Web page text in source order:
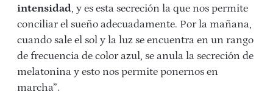
intensidad, y es esta secreción la que nos permite
conciliar el sueño adecuadamente. Por la mañana,
cuando sale el sol y la luz se encuentra en un rango
de frecuencia de color azul, se anula la secreción de
melatonina y esto nos permite ponernos en
marcha”.